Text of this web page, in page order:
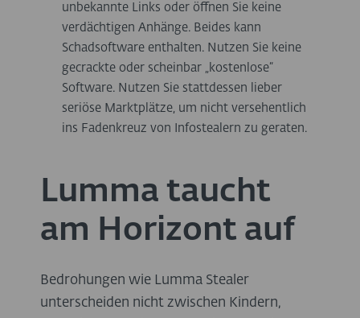
unbekannte Links oder öffnen Sie keine
verdächtigen Anhänge. Beides kann
Schadsoftware enthalten. Nutzen Sie keine
gecrackte oder scheinbar „kostenlose“
Software. Nutzen Sie stattdessen lieber
seriöse Marktplätze, um nicht versehentlich
ins Fadenkreuz von Infostealern zu geraten.
Lumma taucht
am Horizont auf
Bedrohungen wie Lumma Stealer
unterscheiden nicht zwischen Kindern,